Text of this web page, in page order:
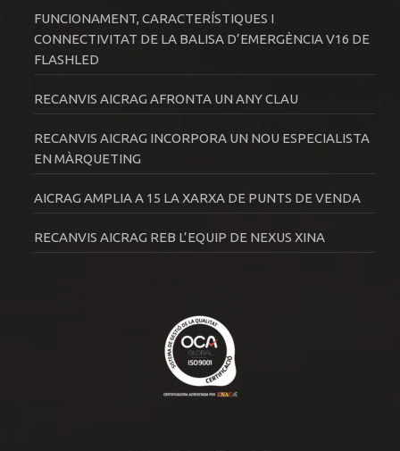
FUNCIONAMENT, CARACTERÍSTIQUES I
CONNECTIVITAT DE LA BALISA D’EMERGÈNCIA V16 DE
FLASHLED
RECANVIS AICRAG AFRONTA UN ANY CLAU
RECANVIS AICRAG INCORPORA UN NOU ESPECIALISTA
EN MÀRQUETING
AICRAG AMPLIA A 15 LA XARXA DE PUNTS DE VENDA
RECANVIS AICRAG REB L’EQUIP DE NEXUS XINA